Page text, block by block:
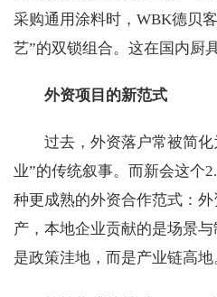
采购通用涂料时，WBK德贝
艺”的双锁组合。这在国内厨
外资项目的新范式
过去，外资落户常被简
业”的传统叙事。而新会这个
种更成熟的外资合作范式：
产，本地企业贡献的是场景
是政策洼地，而是产业链高地